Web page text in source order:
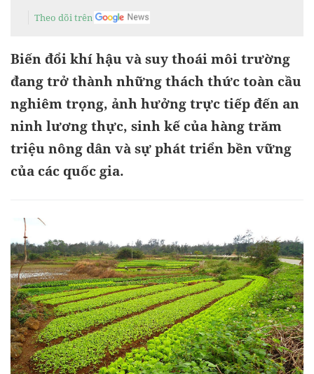
Theo dõi trên
Biến đổi khí hậu và suy thoái môi trường
đang trở thành những thách thức toàn cầu
nghiêm trọng, ảnh hưởng trực tiếp đến an
ninh lương thực, sinh kế của hàng trăm
triệu nông dân và sự phát triển bền vững
của các quốc gia.